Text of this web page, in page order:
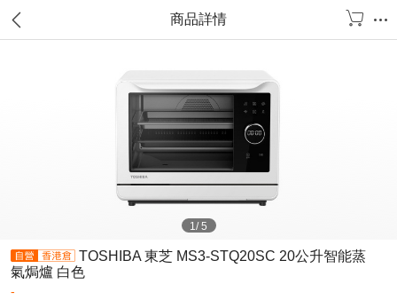
商品詳情
1/5
TOSHIBA 東芝 MS3-STQ20SC 20公升智能蒸
氣焗爐 白色
-